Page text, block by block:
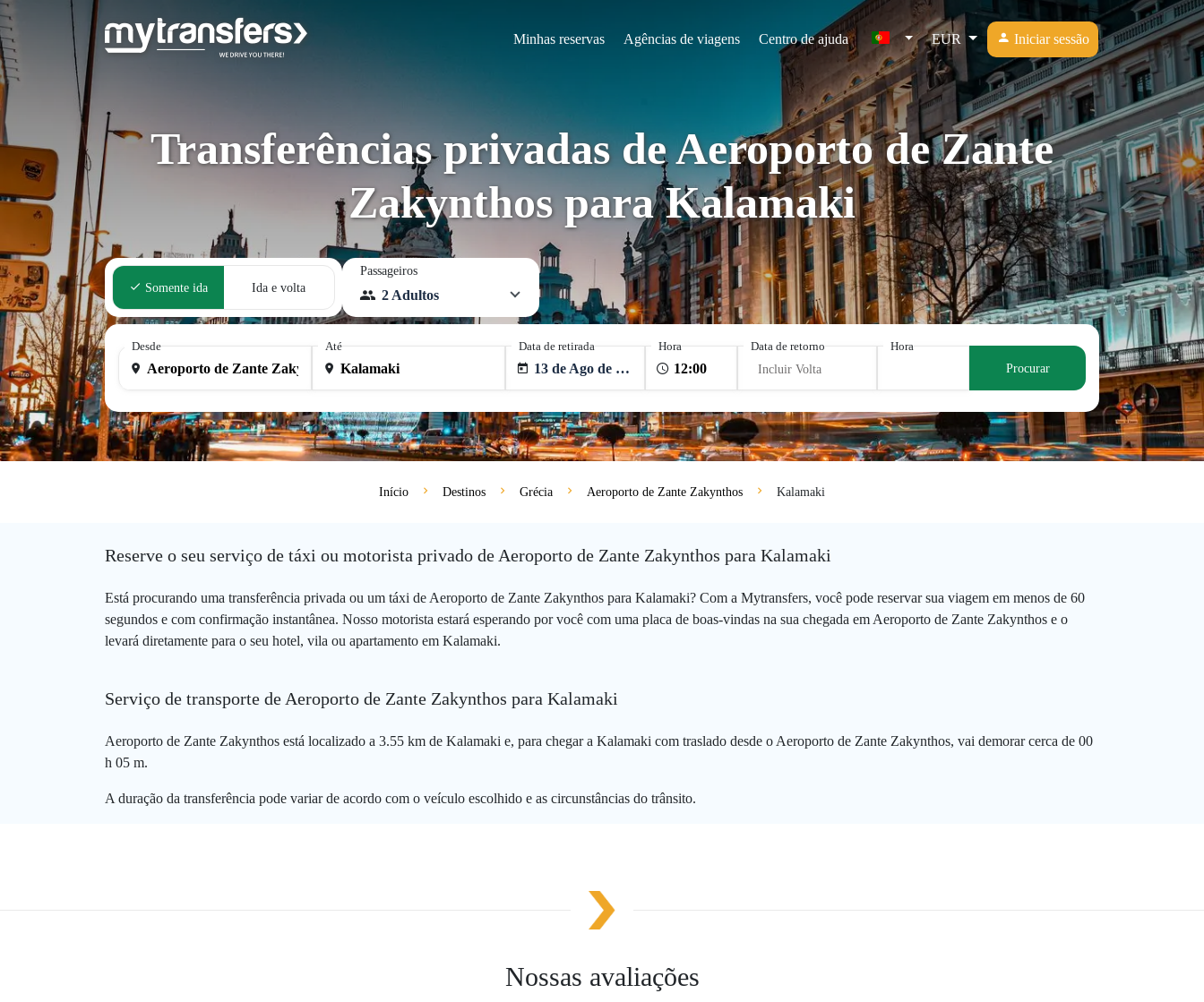
Minhas reservas Agências de viagens Centro de ajuda EUR Iniciar sessão
Transferências privadas de Aeroporto de Zante
Zakynthos para Kalamaki
Somente ida Ida e volta
Passageiros
2 Adultos
Desde Até Data de retirada
13 de Ago de 2026
Hora
Data de retorno
Incluir Volta
Hora
Procurar
Início Destinos Grécia Aeroporto de Zante Zakynthos Kalamaki
Reserve o seu serviço de táxi ou motorista privado de Aeroporto de Zante Zakynthos para Kalamaki
Está procurando uma transferência privada ou um táxi de Aeroporto de Zante Zakynthos para Kalamaki? Com a Mytransfers, você pode reservar sua viagem em menos de 60
segundos e com confirmação instantânea. Nosso motorista estará esperando por você com uma placa de boas-vindas na sua chegada em Aeroporto de Zante Zakynthos e o
levará diretamente para o seu hotel, vila ou apartamento em Kalamaki.
Serviço de transporte de Aeroporto de Zante Zakynthos para Kalamaki
Aeroporto de Zante Zakynthos está localizado a 3.55 km de Kalamaki e, para chegar a Kalamaki com traslado desde o Aeroporto de Zante Zakynthos, vai demorar cerca de 00
h 05 m.
A duração da transferência pode variar de acordo com o veículo escolhido e as circunstâncias do trânsito.
Nossas avaliações